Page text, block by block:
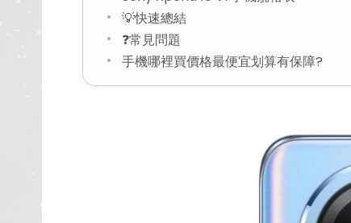
💡快速總結
❓常見問題
手機哪裡買價格最便宜划算有保障?